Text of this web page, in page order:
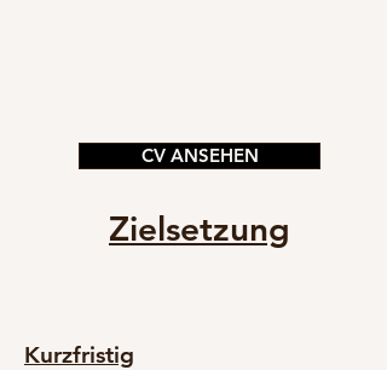
CV ANSEHEN
Zielsetzung
Kurzfristig